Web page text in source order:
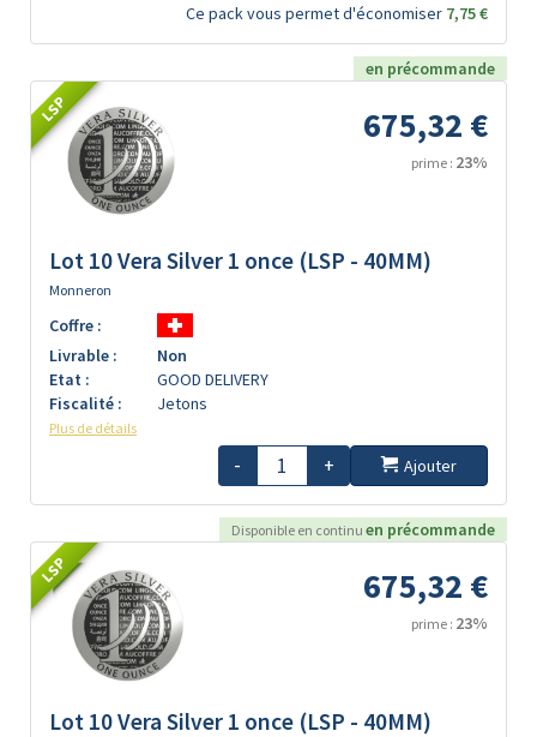
Ce pack vous permet d'économiser 7,75 €
en précommande
LSP 675,32 €
prime : 23%
Lot 10 Vera Silver 1 once (LSP - 40MM)
Monneron
Coffre :
Livrable :
Non
Etat :
GOOD DELIVERY
Fiscalité :
Jetons
Plus de détails
- + Ajouter
Disponible en continu en précommande
LSP 675,32 €
prime : 23%
Lot 10 Vera Silver 1 once (LSP - 40MM)